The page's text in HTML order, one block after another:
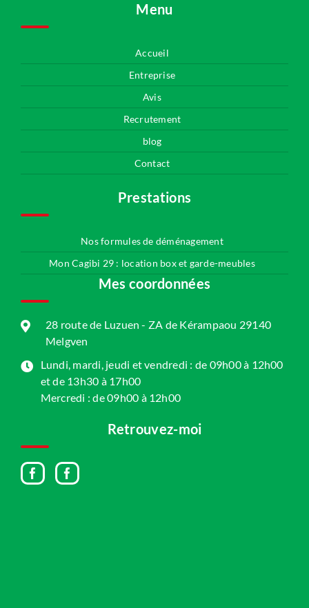
Menu
Accueil
Entreprise
Avis
Recrutement
blog
Contact
Prestations
Nos formules de déménagement
Mon Cagibi 29 : location box et garde-meubles
Mes coordonnées
28 route de Luzuen - ZA de Kérampaou 29140
Melgven
Lundi, mardi, jeudi et vendredi : de 09h00 à 12h00
et de 13h30 à 17h00
Mercredi : de 09h00 à 12h00
Retrouvez-moi